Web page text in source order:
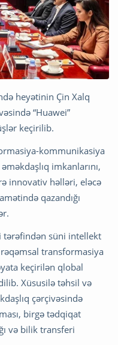
heyətinin Çin Xalq
“Huawei”
keçirilib.
kommunikasiya
imkanlarını,
innovativ həlləri, eləcə
qazandığı
tərəfindən süni intellekt
transformasiya
keçirilən qlobal
Xüsusilə təhsil və
çərçivəsində
birgə tədqiqat
və bilik transferi